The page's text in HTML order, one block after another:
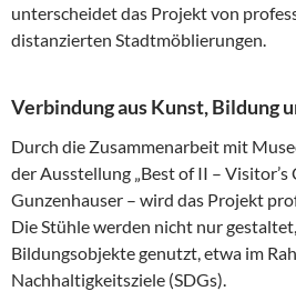
unterscheidet das Projekt von
distanzierten Stadtmöblierungen.
Verbindung aus Kunst, Bildung
Durch die Zusammenarbeit mit
der Ausstellung „Best of II – Visitor’s
Gunzenhauser – wird das Projekt
Die Stühle werden nicht nur
Bildungsobjekte genutzt, etwa im
Nachhaltigkeitsziele (SDGs).